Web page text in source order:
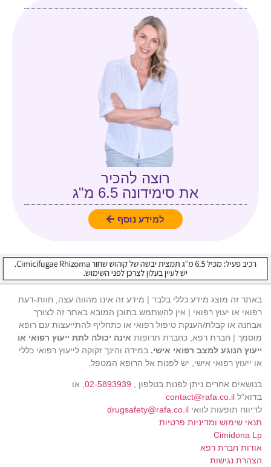
רוצה להכיר
את סימידונה 6.5 מ"ג
למידע נוסף
באתר זה מוצג מידע כללי בלבד | מידע זה אינו מהווה עצה, חוות-דעת
רפואי או יעוץ רפואי | אין להשתמש בתוכן המובא באתר זה לצורך
אבחנה או קבלת/הענקת טיפול רפואי או כתחליף להתייעצות עם רופא
מוסמך | חברת רפא, כחברת תרופות אינה יכולה לתת ייעוץ רפואי או
ייעוץ הנוגע למצב רפואי אישי. במידה והינך זקוקה לייעוץ רפואי כללי
או ייעוץ רפואי אישי, יש לפנות אל הרופא המטפל.
בנושאים אחרים ניתן לפנות בטלפון , 02-5893939, או
בדוא”ל contact@rafa.co.il
לדיווח תופעות לוואי drugsafety@rafa.co.il
תנאי שימוש ומדיניות פרטיות
Cimidona Lp
אודות חברת רפא
הצהרת נגישות